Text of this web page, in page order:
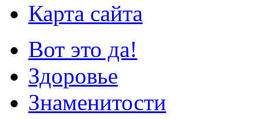
Карта сайта
Вот это да!
Здоровье
Знаменитости